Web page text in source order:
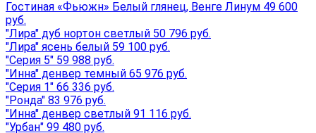
Гостиная «Фьюжн» Белый глянец, Венге Линум 49 600
руб.
"Лира" дуб нортон светлый 50 796 руб.
"Лира" ясень белый 59 100 руб.
"Серия 5" 59 988 руб.
"Инна" денвер темный 65 976 руб.
"Серия 1" 66 336 руб.
"Ронда" 83 976 руб.
"Инна" денвер светлый 91 116 руб.
"Урбан" 99 480 руб.